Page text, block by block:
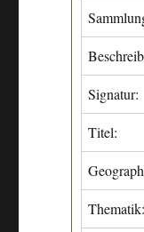
Signatur:
Titel:
Thematik: